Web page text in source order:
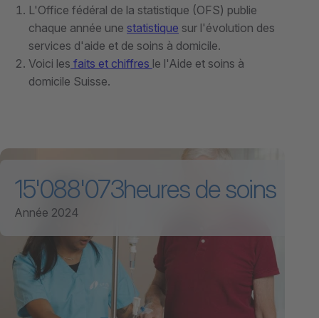
L'Office fédéral de la statistique (OFS) publie
chaque année une statistique sur l'évolution des
services d'aide et de soins à domicile.
Voici les faits et chiffres le l'Aide et soins à
domicile Suisse.
15'088'073heures de soins
Année 2024